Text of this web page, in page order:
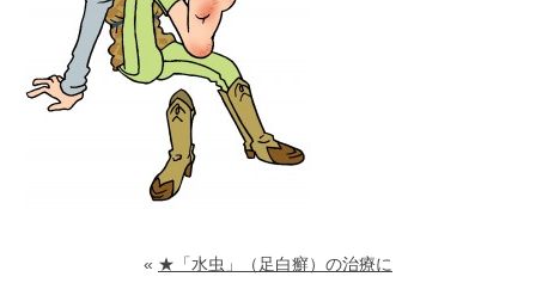
« ★「水虫」（足白癬）の治療に